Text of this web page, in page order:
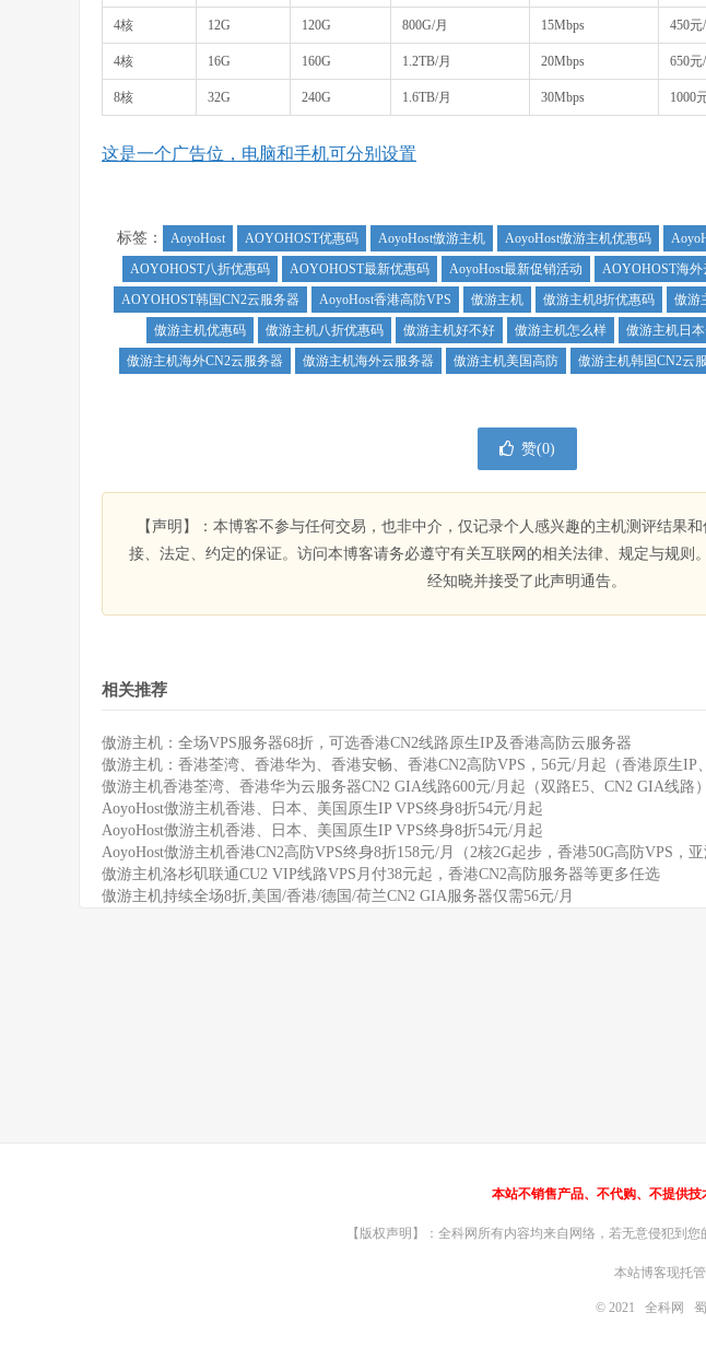
4核 12G 120G 800G/月 15Mbps 450元
4核 16G 160G 1.2TB/月 20Mbps 650元
8核 32G 240G 1.6TB/月 30Mbps 1000
这是一个广告位，电脑和手机可分别设置
标签： AoyoHost AOYOHOST优惠码 AoyoHost傲游主机 AoyoHost傲游主机优惠码
AOYOHOST八折优惠码
AOYOHOST最新优惠码 AoyoHost最新促销活动 AOYOHOST海外
AOYOHOST韩国CN2云服务器
AoyoHost香港高防VPS 傲游主机 傲游主机8折优惠码 傲游
傲游主机优惠码
傲游主机八折优惠码 傲游主机好不好 傲游主机怎么样 傲游主机日
傲游主机海外CN2云服务器
傲游主机海外云服务器 傲游主机美国高防 傲游主机韩国CN2云
赞(0)
【声明】：本博客不参与任何交易，也非中介，仅记录个人感兴趣的主机测评结果
接、法定、约定的保证。访问本博客请务必遵守有关互联网的相关法律、规定与规则
经知晓并接受了此声明通告。
相关推荐
傲游主机：全场VPS服务器68折，可选香港CN2线路原生IP及香港高防云服务器
傲游主机：香港荃湾、香港华为、香港安畅、香港CN2高防VPS，56元/月起（香港原生IP
傲游主机香港荃湾、香港华为云服务器CN2 GIA线路600元/月起（双路E5、CN2 GIA线路）
AoyoHost傲游主机香港、日本、美国原生IP VPS终身8折54元/月起
AoyoHost傲游主机香港、日本、美国原生IP VPS终身8折54元/月起
AoyoHost傲游主机香港CN2高防VPS终身8折158元/月（2核2G起步，香港50G高防VPS，亚
傲游主机洛杉矶联通CU2 VIP线路VPS月付38元起，香港CN2高防服务器等更多任选
傲游主机持续全场8折,美国/香港/德国/荷兰CN2 GIA服务器仅需56元/月
本站不销售产品、不代购、不提供技
【版权声明】：全科网所有内容均来自网络，若无意侵犯到
本站博客现托
© 2021 全科网